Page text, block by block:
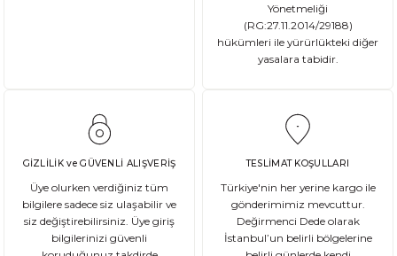
Glutensiz Yaşamın Temelleri: Gluten Nedir ve Neden Önemlidir?
DEVAMI
Yönetmeliği
(RG:27.11.2014/29188)
hükümleri ile yürürlükteki diğer
yasalara tabidir.
GİZLİLİK ve GÜVENLİ ALIŞVERİŞ
Üye olurken verdiğiniz tüm
bilgilere sadece siz ulaşabilir ve
siz değiştirebilirsiniz. Üye giriş
bilgilerinizi güvenli
TESLİMAT KOŞULLARI
Türkiye'nin her yerine kargo ile
gönderimimiz mevcuttur.
Değirmenci Dede olarak
İstanbul’un belirli bölgelerine